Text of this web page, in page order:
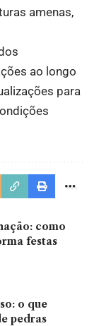
amenas,
ao longo
para
como
festas
o que
pedras